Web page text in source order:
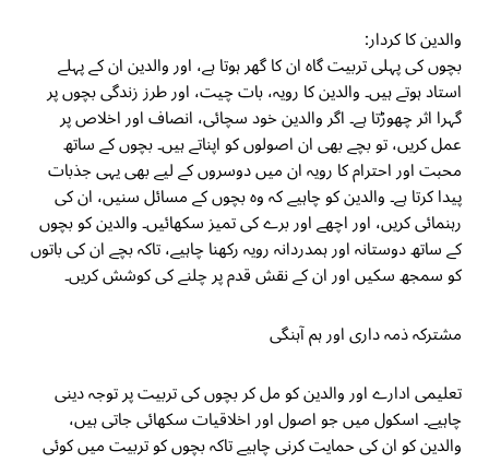
والدین کا کردار:
بچوں کی پہلی تربیت گاہ ان کا گھر ہوتا ہے، اور والدین ان کے پہلے
استاد ہوتے ہیں۔ والدین کا رویہ، بات چیت، اور طرز زندگی بچوں پر
گہرا اثر چھوڑتا ہے۔ اگر والدین خود سچائی، انصاف اور اخلاص پر
عمل کریں، تو بچے بھی ان اصولوں کو اپناتے ہیں۔ بچوں کے ساتھ
محبت اور احترام کا رویہ ان میں دوسروں کے لیے بھی یہی جذبات
پیدا کرتا ہے۔ والدین کو چاہیے کہ وہ بچوں کے مسائل سنیں، ان کی
رہنمائی کریں، اور اچھے اور برے کی تمیز سکھائیں۔ والدین کو بچوں
کے ساتھ دوستانہ اور ہمدردانہ رویہ رکھنا چاہیے، تاکہ بچے ان کی باتوں
کو سمجھ سکیں اور ان کے نقش قدم پر چلنے کی کوشش کریں۔
مشترکہ ذمہ داری اور ہم آہنگی
تعلیمی ادارے اور والدین کو مل کر بچوں کی تربیت پر توجہ دینی
چاہیے۔ اسکول میں جو اصول اور اخلاقیات سکھائی جاتی ہیں،
والدین کو ان کی حمایت کرنی چاہیے تاکہ بچوں کو تربیت میں کوئی